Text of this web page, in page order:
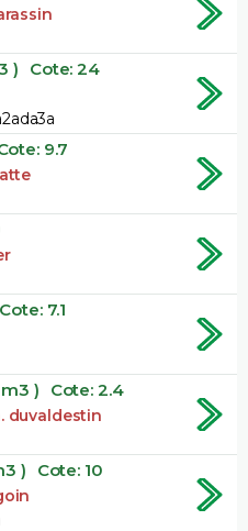
) Cote: 24
9.7
Cote: 7.1
m3 ) Cote: 2.4
duvaldestin
) Cote: 10